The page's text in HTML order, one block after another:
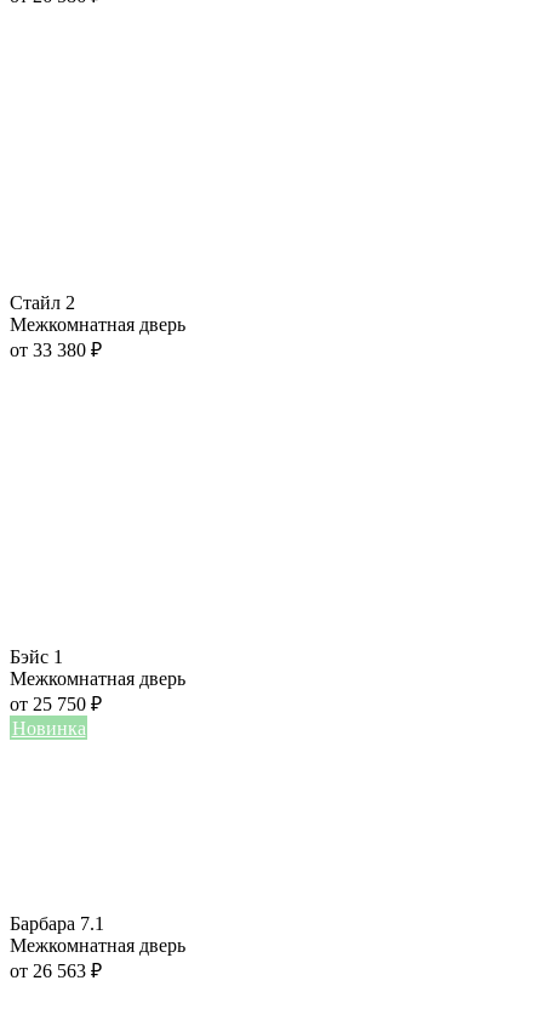
Стайл 2
Межкомнатная дверь
от 33 380 ₽
Бэйс 1
Межкомнатная дверь
от 25 750 ₽
Новинка
Барбара 7.1
Межкомнатная дверь
от 26 563 ₽